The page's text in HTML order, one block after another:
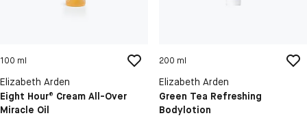
100 ml
Elizabeth Arden
Eight Hour® Cream All-Over
Miracle Oil
200 ml
Elizabeth Arden
Green Tea Refreshing
Bodylotion